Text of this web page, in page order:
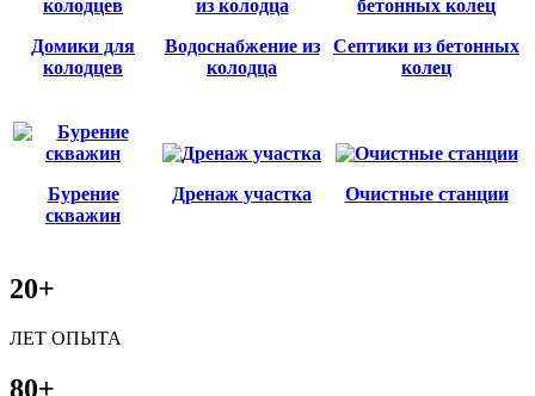
Домики для
колодцев
Водоснабжение из
колодца
Септики из бетонных
колец
Бурение
скважин
Дренаж участка Очистные станции
20+
ЛЕТ ОПЫТА
80+